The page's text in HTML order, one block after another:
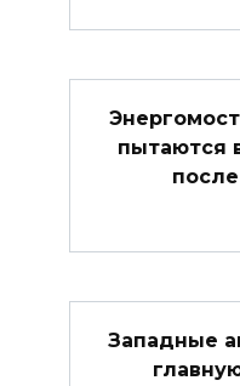
пытаются
Западные